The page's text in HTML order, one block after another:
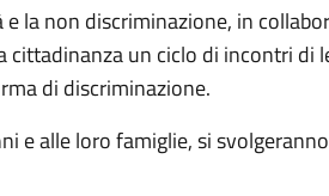
la non discriminazione, in
cittadinanza un ciclo di incontri di
di discriminazione.
e alle loro famiglie, si svolgeranno